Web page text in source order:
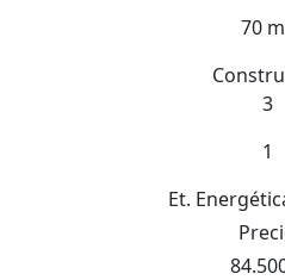
70 m
3
1
Et.